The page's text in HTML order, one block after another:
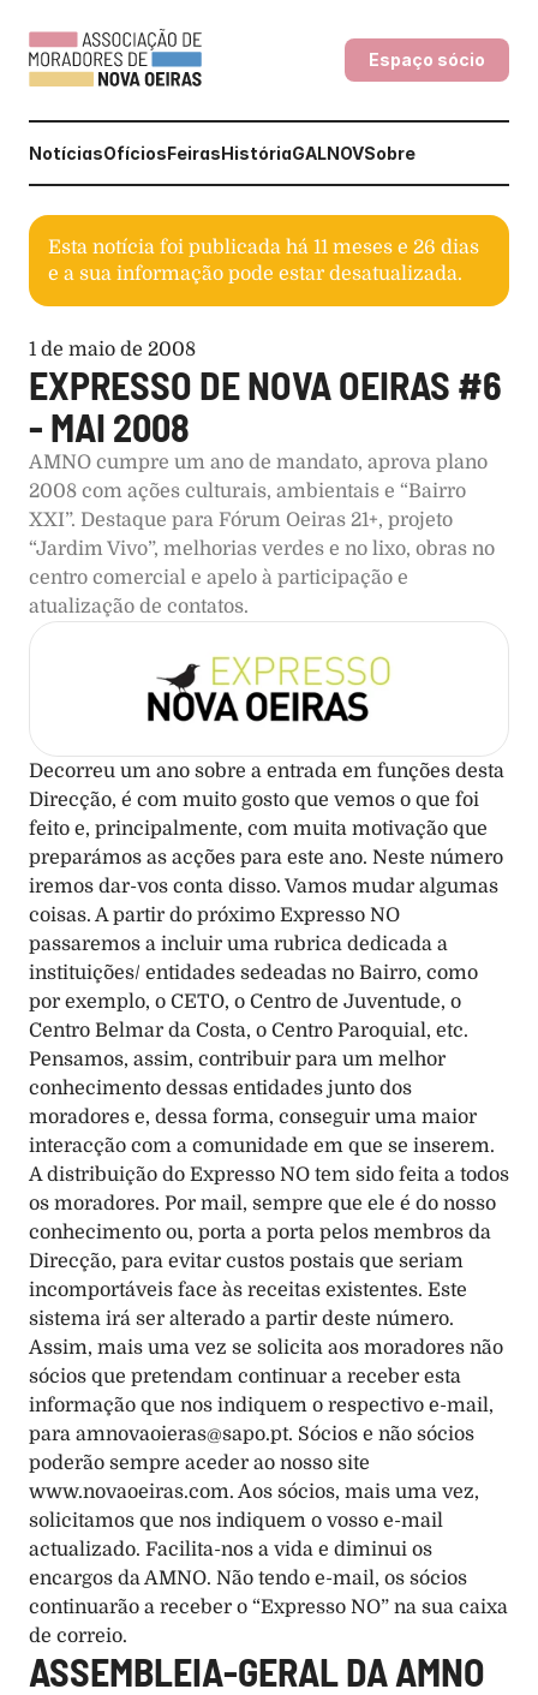
Espaço sócio
NotíciasOfíciosFeirasHistóriaGALNOVSobre
Esta notícia foi publicada há 11 meses e 26 dias
e a sua informação pode estar desatualizada.
1 de maio de 2008
EXPRESSO DE NOVA OEIRAS #6
- MAI 2008
AMNO cumpre um ano de mandato, aprova plano
2008 com ações culturais, ambientais e “Bairro
XXI”. Destaque para Fórum Oeiras 21+, projeto
“Jardim Vivo”, melhorias verdes e no lixo, obras no
centro comercial e apelo à participação e
atualização de contatos.
Decorreu um ano sobre a entrada em funções desta
Direcção, é com muito gosto que vemos o que foi
feito e, principalmente, com muita motivação que
preparámos as acções para este ano. Neste número
iremos dar-vos conta disso. Vamos mudar algumas
coisas. A partir do próximo Expresso NO
passaremos a incluir uma rubrica dedicada a
instituições/ entidades sedeadas no Bairro, como
por exemplo, o CETO, o Centro de Juventude, o
Centro Belmar da Costa, o Centro Paroquial, etc.
Pensamos, assim, contribuir para um melhor
conhecimento dessas entidades junto dos
moradores e, dessa forma, conseguir uma maior
interacção com a comunidade em que se inserem.
A distribuição do Expresso NO tem sido feita a todos
os moradores. Por mail, sempre que ele é do nosso
conhecimento ou, porta a porta pelos membros da
Direcção, para evitar custos postais que seriam
incomportáveis face às receitas existentes. Este
sistema irá ser alterado a partir deste número.
Assim, mais uma vez se solicita aos moradores não
sócios que pretendam continuar a receber esta
informação que nos indiquem o respectivo e-mail,
para amnovaoieras@sapo.pt. Sócios e não sócios
poderão sempre aceder ao nosso site
www.novaoeiras.com. Aos sócios, mais uma vez,
solicitamos que nos indiquem o vosso e-mail
actualizado. Facilita-nos a vida e diminui os
encargos da AMNO. Não tendo e-mail, os sócios
continuarão a receber o “Expresso NO” na sua caixa
de correio.
ASSEMBLEIA-GERAL DA AMNO